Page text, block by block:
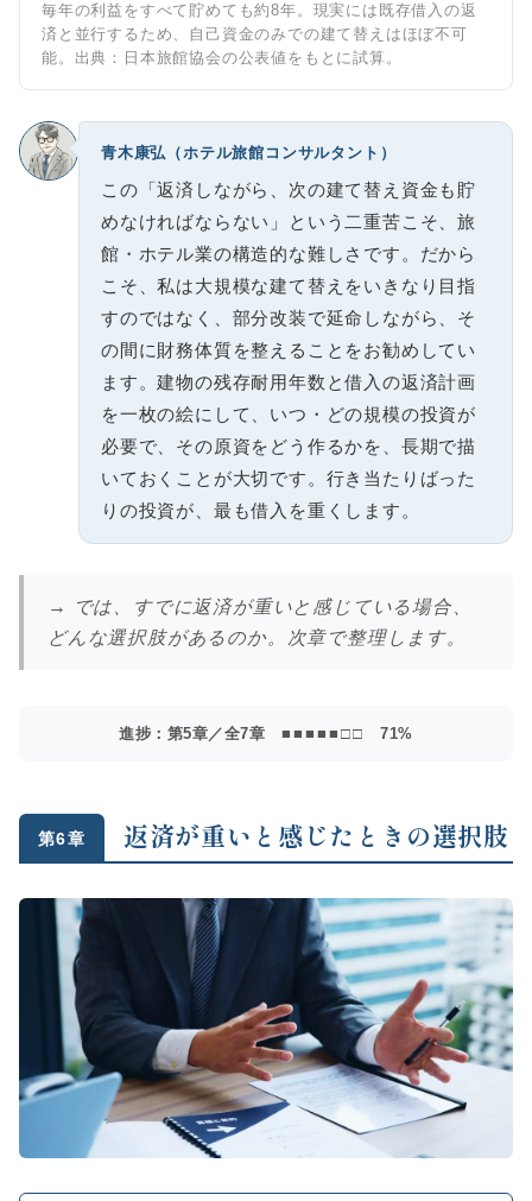
毎年の利益をすべて貯めても約8年。現実には既存借入の返
済と並行するため、自己資金のみでの建て替えはほぼ不可
能。出典：日本旅館協会の公表値をもとに試算。
青木康弘（ホテル旅館コンサルタント）
この「返済しながら、次の建て替え資金も貯
めなければならない」という二重苦こそ、旅
館・ホテル業の構造的な難しさです。だから
こそ、私は大規模な建て替えをいきなり目指
すのではなく、部分改装で延命しながら、そ
の間に財務体質を整えることをお勧めしてい
ます。建物の残存耐用年数と借入の返済計画
を一枚の絵にして、いつ・どの規模の投資が
必要で、その原資をどう作るかを、長期で描
いておくことが大切です。行き当たりばった
りの投資が、最も借入を重くします。
→ では、すでに返済が重いと感じている場合、
どんな選択肢があるのか。次章で整理します。
進捗：第5章／全7章 ■■■■■□□ 71%
第6章 返済が重いと感じたときの選択肢